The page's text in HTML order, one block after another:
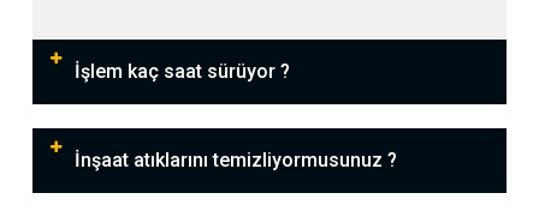
İşlem kaç saat sürüyor ?
İnşaat atıklarını temizliyormusunuz ?